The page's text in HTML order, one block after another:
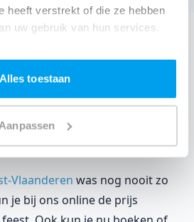
heeft verstrekt of die ze hebben
uw gebruik van hun services.
Alles toestaan
Aanpassen
dat het goed komt. Maar
jouw feest gaat boeken, wil je
kost.
Vlaanderen was nog nooit zo
je bij ons online de prijs